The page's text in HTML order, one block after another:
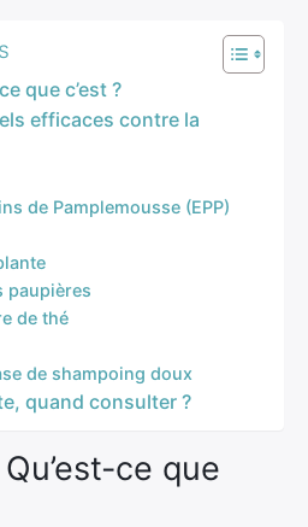
que c’est ?
efficaces contre la
de Pamplemousse (EPP)
paupières
de thé
de shampoing doux
quand consulter ?
ce que